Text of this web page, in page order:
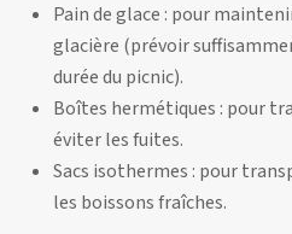
Pain de glace : pour
glacière (prévoir
durée du picnic).
Boîtes hermétiques : pour
éviter les fuites.
Sacs isothermes : pour
les boissons fraîches.